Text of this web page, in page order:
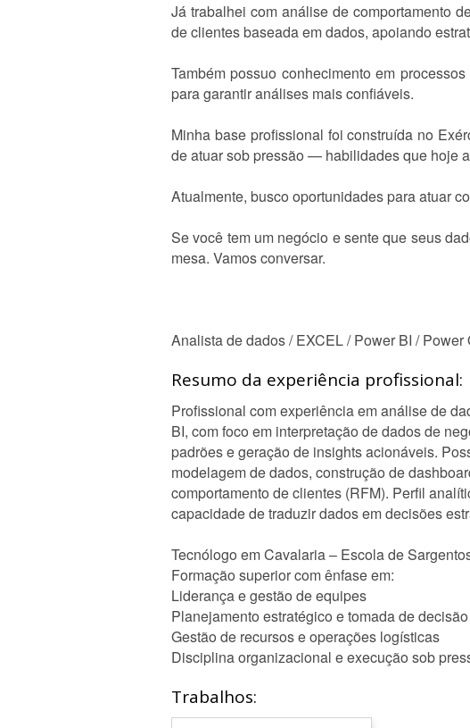
Já trabalhei com análise de comportamento
de clientes baseada em dados, apoiando
Também possuo conhecimento em
para garantir análises mais confiáveis.
Minha base profissional foi construída no
de atuar sob pressão — habilidades que hoje
Atualmente, busco oportunidades para atuar
Se você tem um negócio e sente que seus
mesa. Vamos conversar.
Analista de dados / EXCEL / Power BI /
Resumo da experiência profissional:
Profissional com experiência em análise de
BI, com foco em interpretação de dados de
padrões e geração de insights acionáveis.
modelagem de dados, construção de
comportamento de clientes (RFM). Perfil
capacidade de traduzir dados em decisões
Tecnólogo em Cavalaria – Escola de
Formação superior com ênfase em:
Liderança e gestão de equipes
Planejamento estratégico e tomada de decisão
Gestão de recursos e operações logísticas
Disciplina organizacional e execução sob
Trabalhos: